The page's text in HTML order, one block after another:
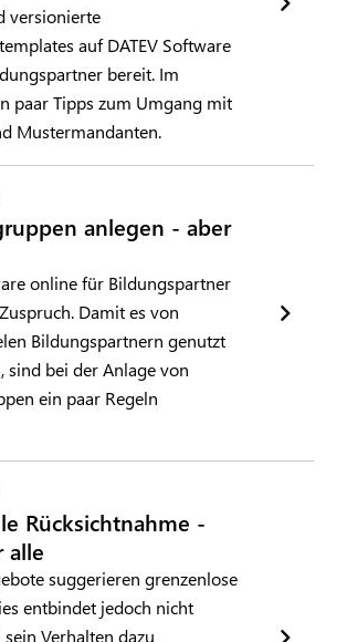
versionierte
auf DATEV Software
bereit. Im
paar Tipps zum Umgang mit
Mustermandanten.
anlegen - aber
online für Bildungspartner
Damit es von
Bildungspartnern genutzt
sind bei der Anlage von
ein paar Regeln
Rücksichtnahme -
alle
suggerieren grenzenlose
entbindet jedoch nicht
Verhalten dazu